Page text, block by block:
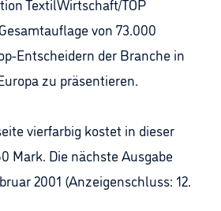
TextilWirtschaft/TOP
von 73.000
Entscheidern der Branche in
zu präsentieren.
vierfarbig kostet in dieser
Mark. Die nächste Ausgabe
2001 (Anzeigenschluss: 12.